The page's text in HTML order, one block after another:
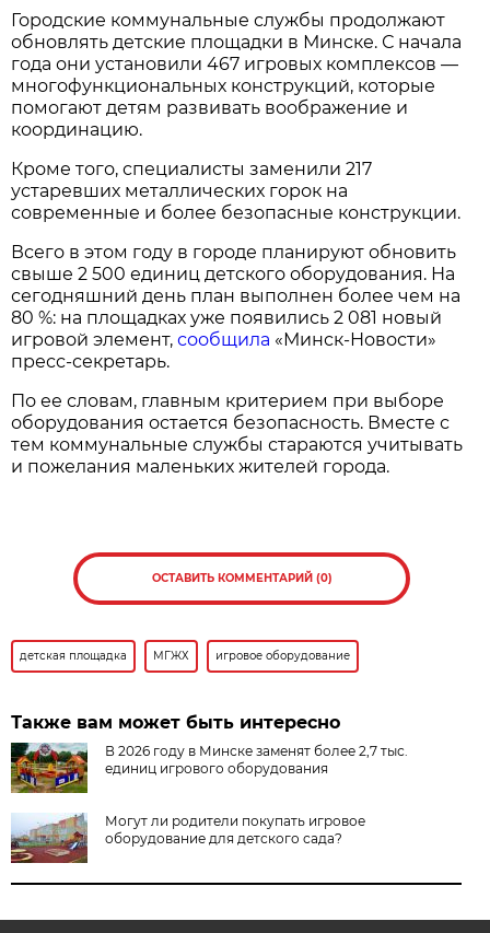
Городские коммунальные службы продолжают
обновлять детские площадки в Минске. С начала
года они установили 467 игровых комплексов —
многофункциональных конструкций, которые
помогают детям развивать воображение и
координацию.
Кроме того, специалисты заменили 217
устаревших металлических горок на
современные и более безопасные конструкции.
Всего в этом году в городе планируют обновить
свыше 2 500 единиц детского оборудования. На
сегодняшний день план выполнен более чем на
80 %: на площадках уже появились 2 081 новый
игровой элемент,сообщила «Минск-Новости»
пресс-секретарь.
По ее словам, главным критерием при выборе
оборудования остается безопасность. Вместе с
тем коммунальные службы стараются учитывать
и пожелания маленьких жителей города.
ОСТАВИТЬ КОММЕНТАРИЙ (0)
детская площадка МГЖХ игровое оборудование
Также вам может быть интересно
В 2026 году в Минске заменят более 2,7 тыс.
единиц игрового оборудования
Могут ли родители покупать игровое
оборудование для детского сада?